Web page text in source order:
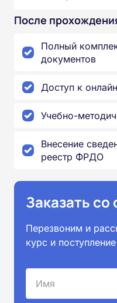
После
Полный
документов
Доступ к
Учебно-
Внесение
реестр ФРДО
Заказать со
Перезвоним и
курс и поступление